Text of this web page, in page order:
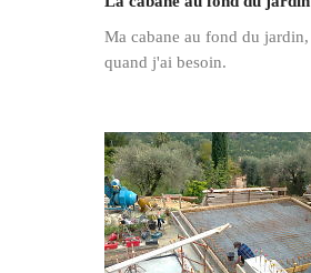
Ma cabane au fond du
quand j'ai besoin.